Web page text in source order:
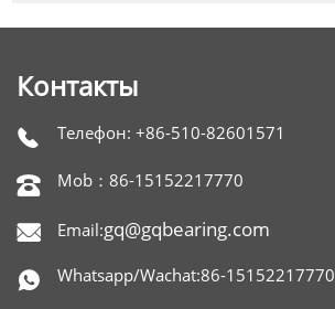
Контакты
 Телефон: +86-510-82601571
 Mob：86-15152217770
 Email:gq@gqbearing.com
 Whatsapp/Wachat:86-15152217770